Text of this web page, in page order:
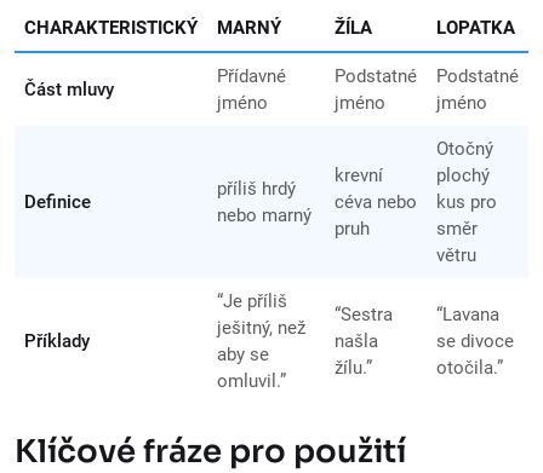
CHARAKTERISTICKÝ MARNÝ ŽÍLA LOPATKA
Část mluvy
Přídavné
jméno
Podstatné
jméno
Podstatné
jméno
Definice
příliš hrdý
nebo marný
krevní
céva nebo
pruh
Otočný
plochý
kus pro
směr
větru
Příklady
“Je příliš
ješitný, než
aby se
omluvil.”
“Sestra
našla
žílu.”
“Lavana
se divoce
otočila.”
Klíčové fráze pro použití